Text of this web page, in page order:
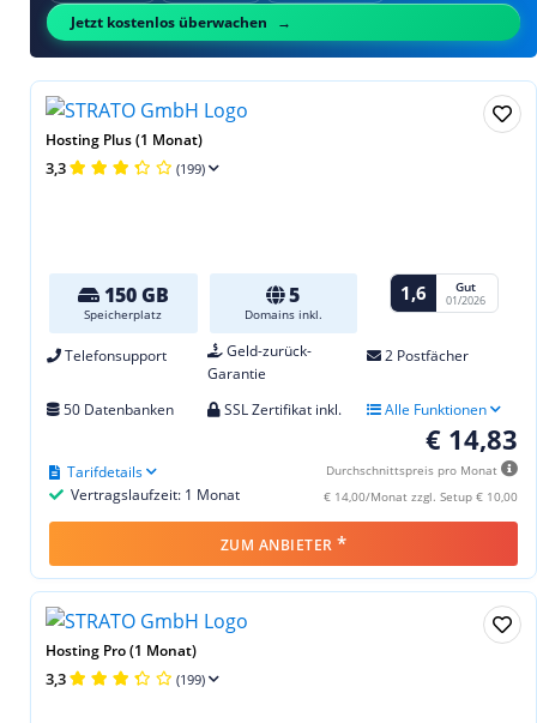
Jetzt kostenlos überwachen
Hosting Plus (1 Monat)
3,3 (199)
150 GB
Speicherplatz
5
Domains inkl.
1,6 Gut
01/2026
Telefonsupport
Geld-zurück-
Garantie
2 Postfächer
50 Datenbanken SSL Zertifikat inkl. Alle Funktionen
€ 14,83
Durchschnittspreis pro Monat
€ 14,00/Monat zzgl. Setup € 10,00
Vertragslaufzeit: 1 Monat
Tarifdetails
ZUM ANBIETER *
Hosting Pro (1 Monat)
3,3 (199)